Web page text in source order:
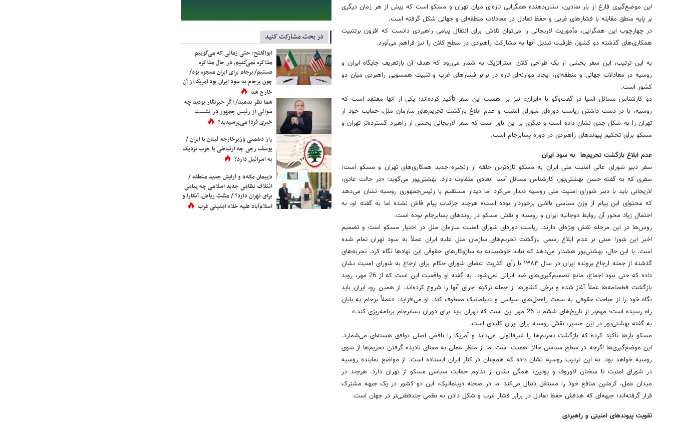
این موضع‌گیری فارغ از بار نمادین، نشان‌دهنده همگرایی تازه‌ای میان تهران و مسکو است که بیش از هر زمان دیگری
بر پایه منطق مقابله با فشارهای غربی و حفظ تعادل در معادلات منطقه‌ای و جهانی شکل گرفته است.
در چهارچوب این همگرایی، مأموریت لاریجانی را می‌توان تلاش برای انتقال پیامی راهبردی دانست که افزون برتثبیت
همکاری‌های گذشته دو کشور، ظرفیت تبدیل آنها به مشارکت راهبردی در سطح کلان را نیز فراهم می‌آورد.
به این ترتیب، این سفر بخشی از یک طراحی کلان استراتژیک به شمار می‌رود که هدف آن بازتعریف جایگاه ایران و
روسیه در معادلات جهانی و منطقه‌ای، ایجاد موازنه‌ای تازه در برابر فشارهای غرب و تثبیت همسویی راهبردی میان دو
کشور است.
دو کارشناس مسائل آسیا در گفت‌وگو با «ایران» نیز بر اهمیت این سفر تأکید کرده‌اند؛ یکی از آنها معتقد است که
روسیه، با در دست داشتن ریاست دوره‌ای شورای امنیت و عدم ابلاغ بازگشت تحریم‌های سازمان ملل، حمایت خود از
تهران را به شکل جدی نشان داده است و دیگری بر این باور است که سفر لاریجانی بخشی از راهبرد گسترده‌تر تهران و
مسکو برای تحکیم پیوندهای راهبردی در دوره پسابرجام است.
عدم ابلاغ بازگشت تحریم‌ها به سود ایران
سفر دبیر شورای عالی امنیت ملی ایران به مسکو تازه‌ترین حلقه از زنجیره جدید همکاری‌های تهران و مسکو است؛
سفری که به گفته‌ حسن بهشتی‌پور، کارشناس مسائل آسیا ابعادی متفاوت دارد. بهشتی‌پور می‌گوید: «در حالت عادی،
لاریجانی باید با دبیر شورای امنیت ملی روسیه دیدار می‌کرد اما دیدار مستقیم با رئیس‌جمهوری روسیه نشان می‌دهد
که محتوای این پیام از وزن سیاسی بالایی برخوردار بوده است» هرچند جزئیات پیام فاش نشده اما به گفته او، به
‌احتمال زیاد محور آن روابط دوجانبه ایران و روسیه و نقش مسکو در روندهای پسابرجام بوده است.
روس‌ها در این مرحله نقش ویژه‌ای دارند. ریاست دوره‌ای شورای امنیت سازمان ملل در اختیار مسکو است و تصمیم
اخیر این شورا مبنی بر عدم ابلاغ رسمی بازگشت تحریم‌های سازمان ملل علیه ایران عملاً به سود تهران تمام شده
است. با این حال، بهشتی‌پور هشدار می‌دهد که نباید خوشبینانه به سازوکارهای حقوقی این نهادها نگاه کرد. تجربه‌های
گذشته از جمله ارجاع پرونده ایران در سال ۱۳۸۴ با رأی اکثریت اعضای شورای حکام برای ارجاع به شورای امنیت نشان
داده که حتی نبود اجماع، مانع تصمیم‌گیری‌های ضد ایرانی نمی‌شود. به گفته او واقعیت این است که از 26 مهر، روند
بازگشت قطعنامه‌ها عملاً آغاز شده و برخی کشورها از جمله ترکیه اجرای آنها را شروع کرده‌اند. از همین رو، ایران باید
نگاه خود را از مباحث حقوقی به سمت راه‌حل‌های سیاسی و دیپلماتیک معطوف کند. او می‌افزاید: «عملاً برجام به پایان
راه رسیده است؛ مهم‌تر از تاریخ‌های ششم یا 26 مهر این است که تهران باید برای دوران پسابرجام برنامه‌ریزی کند.»
به گفته بهشتی‌پور در این مسیر، نقش روسیه برای ایران کلیدی است.
مسکو بارها تأکید کرده که بازگشت تحریم‌ها را غیرقانونی می‌داند و آمریکا را ناقض اصلی توافق هسته‌ای می‌شمارد.
این موضع‌گیری‌ها اگرچه در سطح سیاسی حائز اهمیت است اما از منظر عملی به معنای نادیده گرفتن تحریم‌ها از سوی
روسیه خواهد بود. به این ترتیب روسیه نشان داده که همچنان در کنار ایران ایستاده است. از مواضع نماینده روسیه
در شورای امنیت تا سخنان لاوروف و پوتین، همگی نشان از تداوم حمایت سیاسی مسکو از تهران دارد. هرچند در
میدان عمل، کرملین منافع خود را مستقل دنبال می‌کند اما در صحنه دیپلماتیک، این دو کشور در یک جبهه مشترک
قرار گرفته‌اند؛ جبهه‌ای که هدفش حفظ تعادل در برابر فشار غرب و شکل دادن به نظمی چندقطبی‌تر در جهان است.
تقویت پیوندهای امنیتی و راهبردی
در بحث مشارکت کنید
ابوالفتح: حتی زمانی که می‌گوییم
مذاکره نمی‌کنیم، در حال مذاکره
هستیم/ برجام برای ایران معجزه بود/
چون برجام به سود ایران بود آمریکا از آن
خارج شد
شما نظر بدهید/ اگر خبرنگار بودید چه
سوالی از رئیس جمهور در نشست
خبری فردا می‌پرسیدید؟
راز دشمنی وزیرخارجه لبنان با ایران /
یوسف رجی چه ارتباطی با حزب نزدیک
به اسرائیل دارد؟
«پیمان مکه» و آرایش جدید منطقه /
ائتلاف نظامی جدید اسلامی چه پیامی
برای تهران دارد؟ / مثلث ریاض، آنکارا و
اسلام‌آباد علیه خلاء امنیتی غرب